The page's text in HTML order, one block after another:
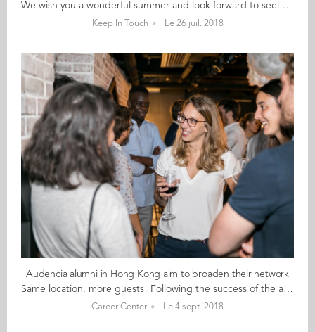
We wish you a wonderful summer and look forward to seeing you again after the break. Remember the “find me” campaign back in January 2018 with alumni around the world -like Hélène and Ryan in London- dressed up as “Where’s Wally”? Take the time to launch you own “find me” campaign and reconnect with former classmates and friends from Audencia and, if you are travelling, use the Close to Me feature to find fellow alumni in the places you visit. Join us at the end of August for lots of surprises and stories to tell. See you soon! The Audencia Alumni team
Keep In Touch Le 26 juil. 2018
Audencia alumni in Hong Kong aim to broaden their network
Same location, more guests! Following the success of the afterwork in July which brought together with alumni and students from Audencia and emlyon, Hong Kong ambassador Benoit Zoetelief Tromp (GE 14) is part of the initiative behind the Grandes Ecoles networking cocktail on 20th September. This time, the guest list is wider and will include alumni and students from Audencia but also EDHEC, ESCP, ESSEC, HEC, emlyon and SKEMA. The Artist House the July afterwork was held was a great location and has the capacity to host the cocktail/networking event on 20th September when the organisers aim to have 150 people. Alumni and students who are in Hong Kong (either permanently or just passing by) are welcome to contact Benoit if they are interested in attending.
Career Center Le 4 sept. 2018